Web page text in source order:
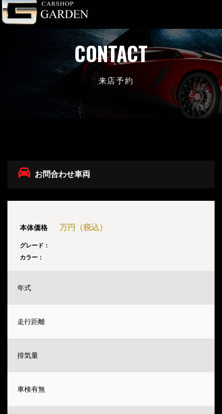
CONTACT
来店予約
お問合わせ車両
本体価格 万円（税込）
グレード：
カラー：
年式
走行距離
排気量
車検有無